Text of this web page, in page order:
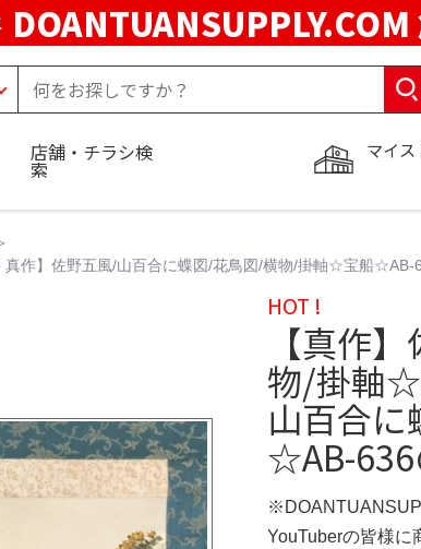
DOANTUANSUPPLY.COM
マイス
店舗・チラシ検
索
作】佐野五風/山百合に蝶図/花鳥図/横物/掛軸☆宝船☆AB-
HOT !
【真作
物/掛軸
山百合
☆AB-636
YouTuberの皆様に